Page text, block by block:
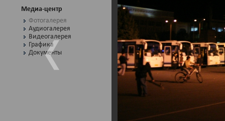
Медиа-центр
Фотогалерея
Аудиогалерея
Видеогалерея
Графика
Документы
Вторые